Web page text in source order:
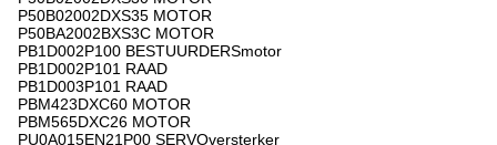
P50B02002DXS35 MOTOR
P50BA2002BXS3C MOTOR
PB1D002P100 BESTUURDERSmotor
PB1D002P101 RAAD
PB1D003P101 RAAD
PBM423DXC60 MOTOR
PBM565DXC26 MOTOR
PU0A015EN21P00 SERVOversterker